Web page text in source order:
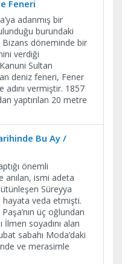
Feneri
adanmış bir
burundaki
Bizans döneminde bir
verdiği
Sultan
deniz feneri, Fener
adını vermiştir. 1857
yaptırılan 20 metre
Bu Ay /
önemli
anılan, ismi adeta
Süreyya
hayata veda etmişti.
üç oğlundan
soyadını alan
sabahı Moda’daki
ve merasimle